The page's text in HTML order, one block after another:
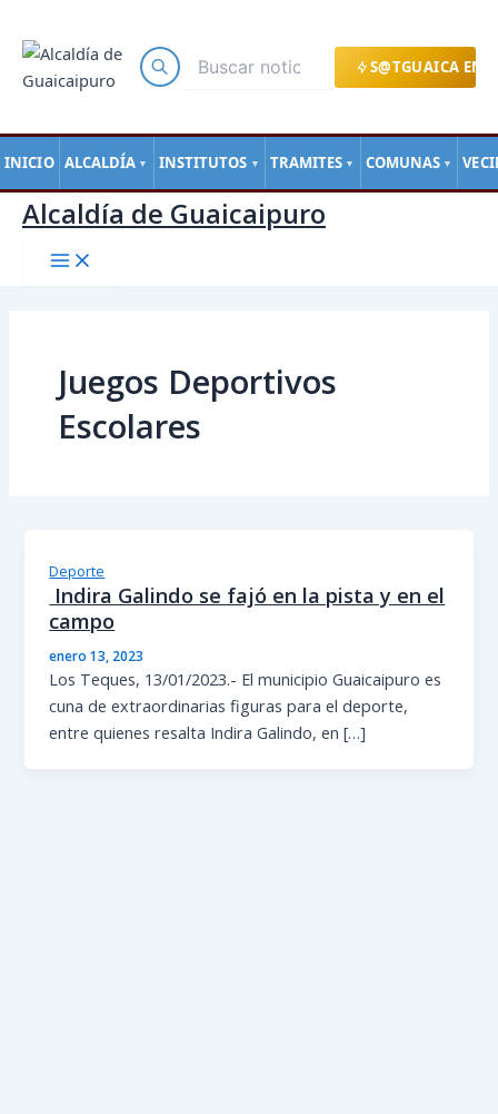
S@TGUAICA EN
INICIO ALCALDÍA ▼ INSTITUTOS ▼ TRAMITES ▼ COMUNAS ▼
contenido
Alcaldía de Guaicaipuro
Juegos Deportivos
Escolares
Deporte
Indira Galindo se fajó en la pista y en el
campo
enero 13, 2023
Los Teques, 13/01/2023.- El municipio Guaicaipuro es
cuna de extraordinarias figuras para el deporte,
entre quienes resalta Indira Galindo, en […]